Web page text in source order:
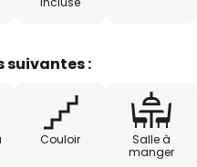
suivantes :
Couloir
Salle à
manger